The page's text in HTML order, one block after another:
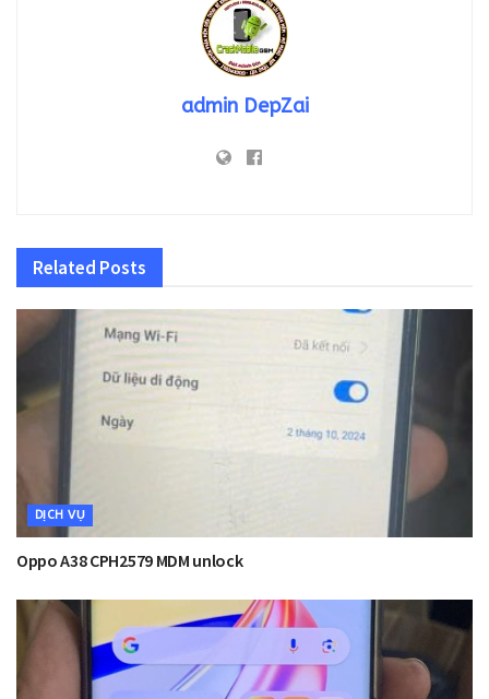
admin DepZai
Related Posts
DỊCH VỤ
Oppo A38 CPH2579 MDM unlock